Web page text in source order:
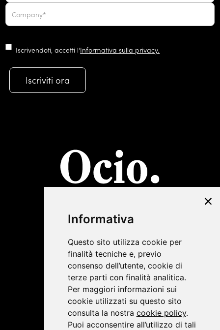
Informativa
Questo sito utilizza cookie per
finalità tecniche e, previo
consenso dell’utente, cookie di
terze parti con finalità analitica.
Per maggiori informazioni sui
cookie utilizzati su questo sito
consulta la nostra cookie policy.
Puoi acconsentire all’utilizzo di tali
Iscrivendoti, accetti l'Informativa sulla privacy.
Privacy Policy | Cookie Policy